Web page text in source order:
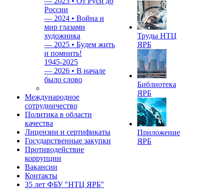
России
— 2024 • Война и
мир глазами
художника
— 2025 • Будем жить
и помнить!
1945-2025
— 2026 • В начале
было слово
Международное
сотрудничество
Политика в области
качества
Лицензии и сертификаты
Государственные закупки
Противодействие
коррупции
Вакансии
Контакты
35 лет ФБУ "НТЦ ЯРБ"
Труды НТЦ
ЯРБ
Библиотека
ЯРБ
Приложение
ЯРБ